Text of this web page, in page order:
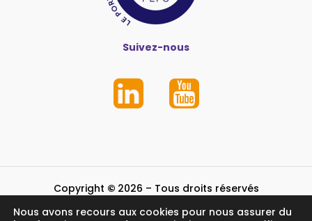
Suivez-nous
Copyright © 2026 – Tous droits réservés
Mentions légales et crédits
Nous avons recours aux cookies pour nous assurer du